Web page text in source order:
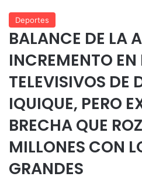
Deportes
BALANCE DE LA
INCREMENTO EN
TELEVISIVOS DE
IQUIQUE, PERO
BRECHA QUE
MILLONES CON
GRANDES